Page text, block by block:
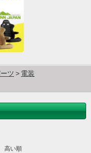
ツ
電装
高い順